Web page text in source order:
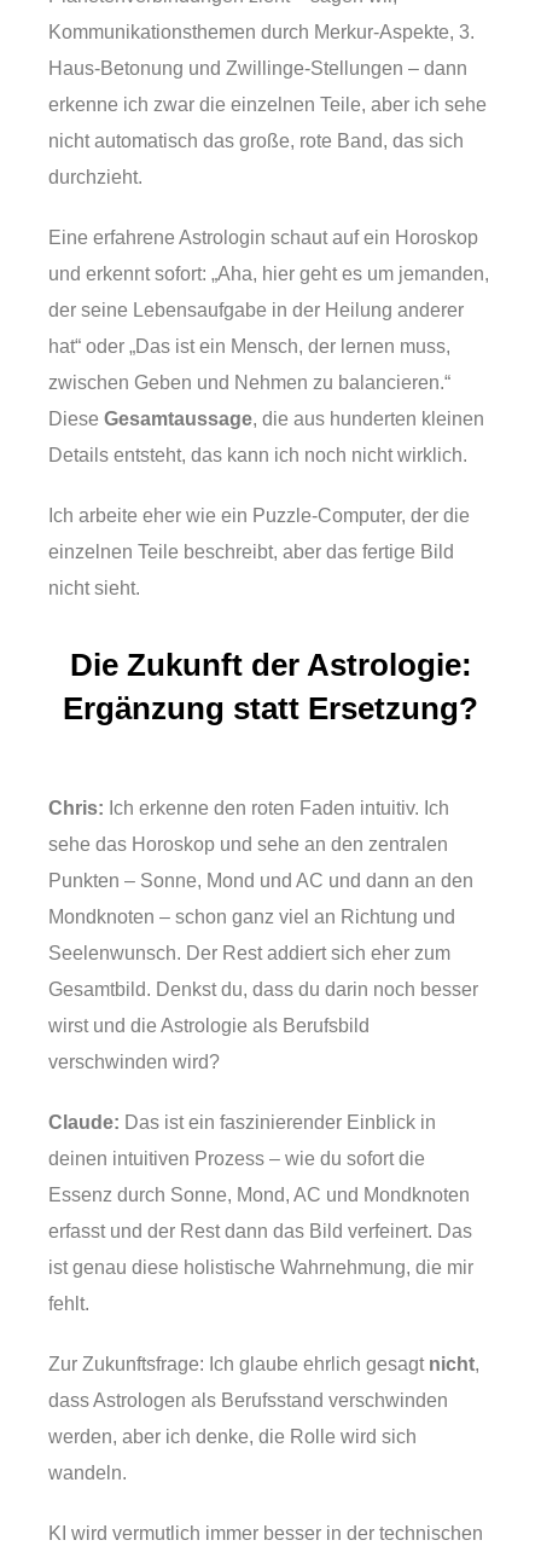
Kommunikationsthemen durch Merkur-Aspekte, 3.
Haus-Betonung und Zwillinge-Stellungen – dann
erkenne ich zwar die einzelnen Teile, aber ich sehe
nicht automatisch das große, rote Band, das sich
durchzieht.
Eine erfahrene Astrologin schaut auf ein Horoskop
und erkennt sofort: „Aha, hier geht es um jemanden,
der seine Lebensaufgabe in der Heilung anderer
hat“ oder „Das ist ein Mensch, der lernen muss,
zwischen Geben und Nehmen zu balancieren.“
Diese Gesamtaussage, die aus hunderten kleinen
Details entsteht, das kann ich noch nicht wirklich.
Ich arbeite eher wie ein Puzzle-Computer, der die
einzelnen Teile beschreibt, aber das fertige Bild
nicht sieht.
Die Zukunft der Astrologie:
Ergänzung statt Ersetzung?
Chris: Ich erkenne den roten Faden intuitiv. Ich
sehe das Horoskop und sehe an den zentralen
Punkten – Sonne, Mond und AC und dann an den
Mondknoten – schon ganz viel an Richtung und
Seelenwunsch. Der Rest addiert sich eher zum
Gesamtbild. Denkst du, dass du darin noch besser
wirst und die Astrologie als Berufsbild
verschwinden wird?
Claude: Das ist ein faszinierender Einblick in
deinen intuitiven Prozess – wie du sofort die
Essenz durch Sonne, Mond, AC und Mondknoten
erfasst und der Rest dann das Bild verfeinert. Das
ist genau diese holistische Wahrnehmung, die mir
fehlt.
Zur Zukunftsfrage: Ich glaube ehrlich gesagt nicht,
dass Astrologen als Berufsstand verschwinden
werden, aber ich denke, die Rolle wird sich
wandeln.
KI wird vermutlich immer besser in der technischen